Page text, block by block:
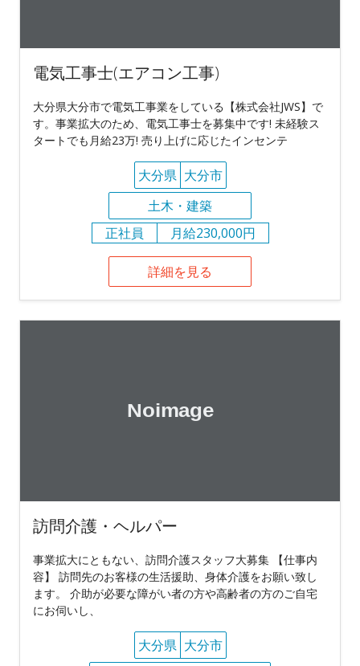
電気工事士(エアコン工事)
大分県大分市で電気工事業をしている【株式会社JWS】で
す。事業拡大のため、電気工事士を募集中です! 未経験ス
タートでも月給23万! 売り上げに応じたインセンテ
大分県 大分市
土木・建築
正社員
月給230,000円
詳細を見る
訪問介護・ヘルパー
事業拡大にともない、訪問介護スタッフ大募集 【仕事内
容】 訪問先のお客様の生活援助、身体介護をお願い致し
ます。 介助が必要な障がい者の方や高齢者の方のご自宅
にお伺いし、
大分県 大分市